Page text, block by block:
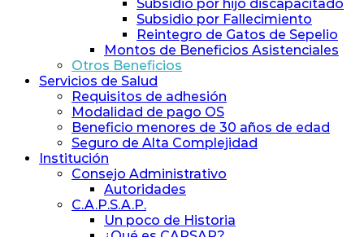
Subsidio por hijo discapacitado
Subsidio por Fallecimiento
Reintegro de Gatos de Sepelio
Montos de Beneficios Asistenciales
Otros Beneficios
Servicios de Salud
Requisitos de adhesión
Modalidad de pago OS
Beneficio menores de 30 años de edad
Seguro de Alta Complejidad
Institución
Consejo Administrativo
Autoridades
C.A.P.S.A.P.
Un poco de Historia